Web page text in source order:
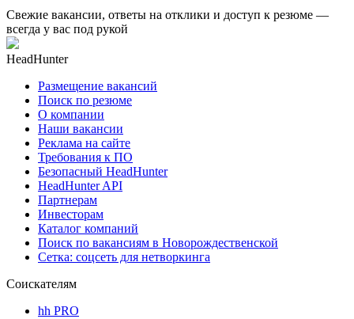
Свежие вакансии, ответы на отклики и доступ к резюме —
всегда у вас под рукой
HeadHunter
Размещение вакансий
Поиск по резюме
О компании
Наши вакансии
Реклама на сайте
Требования к ПО
Безопасный HeadHunter
HeadHunter API
Партнерам
Инвесторам
Каталог компаний
Поиск по вакансиям в Новорождественской
Сетка: соцсеть для нетворкинга
Соискателям
hh PRO